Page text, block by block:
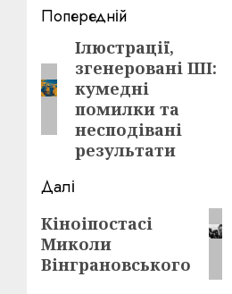
Post
navigation
Попередній
Попередній
запис:
Ілюстрації,
згенеровані ШІ:
кумедні
помилки та
несподівані
результати
Далі
Наступний
запис:
Кіноіпостасі
Миколи
Вінграновського